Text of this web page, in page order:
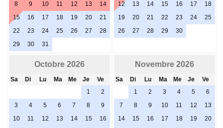
8
9 10 11 12 13
14
15
16 17 18 19 20
21
22
23 24 25 26 27
28
29
30 31
12
13 14 15 16 17
18
19
20 21 22 23 24
25
26
27 28 29 30
Octobre 2026
Sa Di Lu Ma Me Je
Ve
1
2
3
4 5 6 7 8
9
10
11 12 13 14 15
16
Novembre 2026
Sa Di Lu Ma Me Je
Ve
1
2 3 4 5
6
7
8 9 10 11 12
13
14
15 16 17 18 19
20